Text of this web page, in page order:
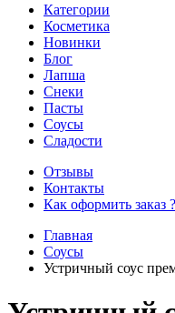
Категории
Косметика
Новинки
Блог
Лапша
Снеки
Пасты
Соусы
Сладости
Отзывы
Контакты
Как оформить заказ ?
Главная
Соусы
Устричный соус